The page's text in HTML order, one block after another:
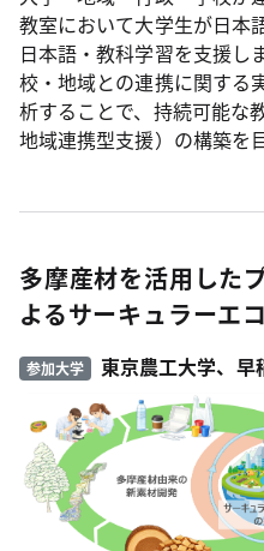
教室において大学生が日本
日本語・教科学習を支援し
校・地域との連携に関する
析することで、持続可能な
地域連携型支援）の構築を
多摩産材を活用した
よるサーキュラーエ
参加大学 東京農工大学、早